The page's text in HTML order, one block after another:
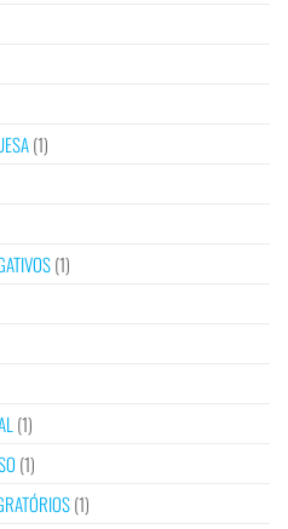
(1)
(1)
(1)
(1)
(1)